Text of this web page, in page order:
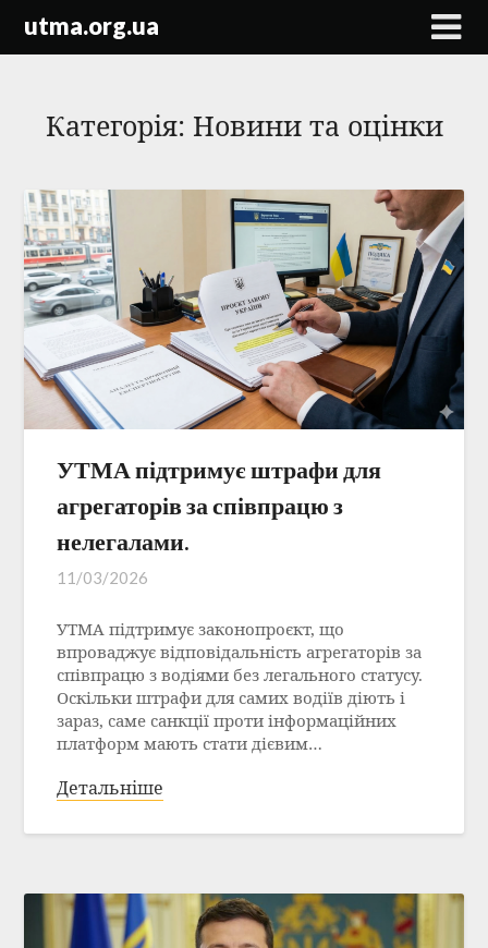
utma.org.ua
Категорія: Новини та оцінки
УТМА підтримує штрафи для
агрегаторів за співпрацю з
нелегалами.
11/03/2026
УТМА підтримує законопроєкт, що
впроваджує відповідальність агрегаторів за
співпрацю з водіями без легального статусу.
Оскільки штрафи для самих водіїв діють і
зараз, саме санкції проти інформаційних
платформ мають стати дієвим…
Детальніше